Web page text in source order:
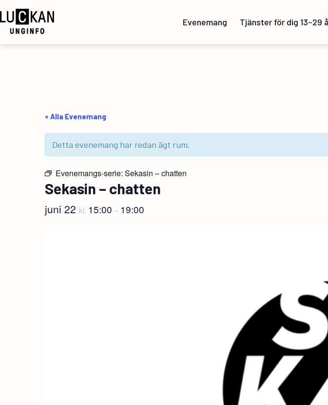
Hoppa
till
innehåll
UngInfo
Evenemang Tjänster för dig 13–29
« Alla Evenemang
Detta evenemang har redan ägt rum.
Evenemangs-serie: Sekasin – chatten
Sekasin – chatten
juni 22 kl. 15:00 – 19:00